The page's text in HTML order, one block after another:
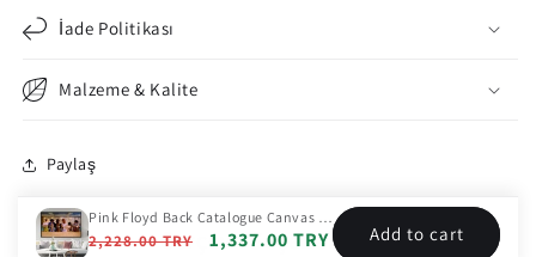
Pink Floyd Back Catalogue Canvas Wall Art
Regular
2,228.00 TRY
Sale
1,337.00 TRY Add to cart
İade Politikası
Malzeme & Kalite
Paylaş
Çerçeve Seçenekleri